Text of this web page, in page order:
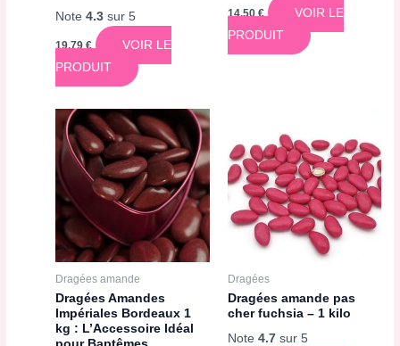
Note4.3 sur 5
19,79€
VOIR LE
PRODUIT
14,50€
VOIR LE
PRODUIT
Dragées amande
Dragées Amandes
Impériales Bordeaux 1
kg : L’Accessoire Idéal
Dragées
Dragées amande pas
cher fuchsia – 1 kilo
Note 4.7sur 5